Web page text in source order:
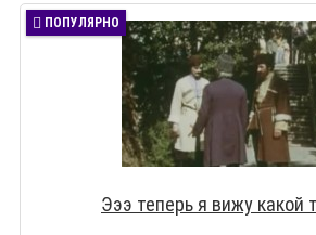
ПОПУЛЯРНО
Эээ теперь я вижу какой